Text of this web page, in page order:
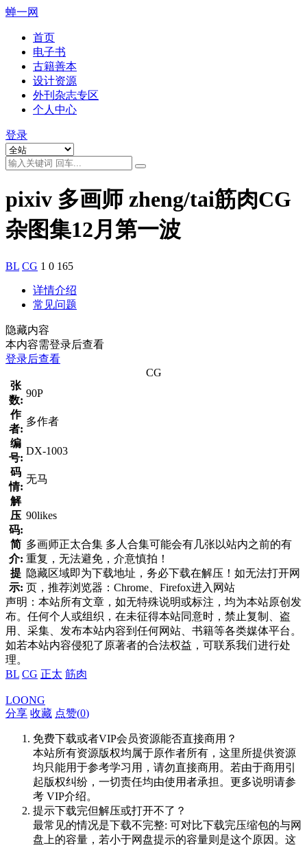
蝉一网
首页
电子书
古籍善本
设计资源
外刊杂志专区
个人中心
登录
pixiv 多画师 zheng/tai筋肉CG
杂图集12月第一波
BL CG 1 0 165
详情介绍
常见问题
隐藏内容
本内容需登录后查看
登录后查看
CG
张
数:
90P
作
者:
多作者
编
号:
DX-1003
码
情:
无马
解
压
码:
90likes
简
介:
多画师正太合集 多人合集可能会有几张以站内之前的有
重复，无法避免，介意慎拍！
提
示:
隐藏区域即为下载地址，务必下载在解压！如无法打开网
页，推荐浏览器：Chrome、Firefox进入网站
声明：本站所有文章，如无特殊说明或标注，均为本站原创发
布。任何个人或组织，在未征得本站同意时，禁止复制、盗
用、采集、发布本站内容到任何网站、书籍等各类媒体平台。
如若本站内容侵犯了原著者的合法权益，可联系我们进行处
理。
BL CG 正太 筋肉
LOONG
分享 收藏 点赞(0)
免费下载或者VIP会员资源能否直接商用？
本站所有资源版权均属于原作者所有，这里所提供资源
均只能用于参考学习用，请勿直接商用。若由于商用引
起版权纠纷，一切责任均由使用者承担。更多说明请参
考 VIP介绍。
提示下载完但解压或打开不了？
最常见的情况是下载不完整: 可对比下载完压缩包的与网
盘上的容量，若小于网盘提示的容量则是这个原因。这